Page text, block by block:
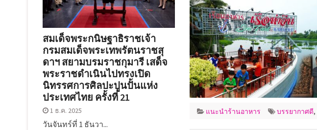
แนะนำร้านอาหาร บรรยากาศดี,
สมเด็จพระกนิษฐาธิราชเจ้า
กรมสมเด็จพระเทพรัตนราชสุ
ดาฯ สยามบรมราชกุมารี เสด็จ
พระราชดำเนินไปทรงเปิด
นิทรรศการศิลปะปูนปั้นแห่ง
ประเทศไทย ครั้งที่ 21
1 ธ.ค. 2025
วันจันทร์ที่ 1 ธันวา...